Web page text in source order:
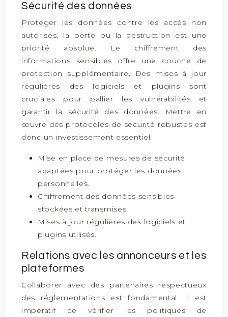
Sécurité des données
Protéger les données contre les accès non
autorisés, la perte ou la destruction est une
priorité absolue. Le chiffrement des
informations sensibles offre une couche de
protection supplémentaire. Des mises à jour
régulières des logiciels et plugins sont
cruciales pour pallier les vulnérabilités et
garantir la sécurité des données. Mettre en
œuvre des protocoles de sécurité robustes est
donc un investissement essentiel.
Mise en place de mesures de sécurité
adaptées pour protéger les données
personnelles.
Chiffrement des données sensibles
stockées et transmises.
Mises à jour régulières des logiciels et
plugins utilisés.
Relations avec les annonceurs et les
plateformes
Collaborer avec des partenaires respectueux
des réglementations est fondamental. Il est
impératif de vérifier les politiques de